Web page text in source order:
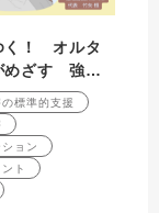
く！ オルタ
めざす 強度
準的支援 第6
のはなし
標準的支援
ョン
ト